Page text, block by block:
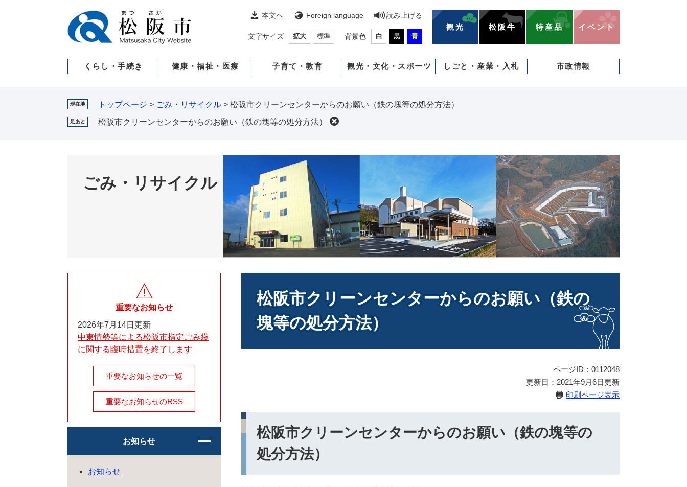
本文へ Foreign language 読み上げる
文字サイズ 拡大 標準 背景色 白 黒 青
観光 松阪牛 特産品 イベント
くらし・手続き 健康・福祉・医療 子育て・教育 観光・文化・スポーツ しごと・産業・入札 市政情報
現在地 トップページ > ごみ・リサイクル > 松阪市クリーンセンターからのお願い（鉄の塊等の処分方法）
足あと 松阪市クリーンセンターからのお願い（鉄の塊等の処分方法）
ごみ・リサイクル
松阪市クリーンセンターからのお願い（鉄の
塊等の処分方法）
ページID：0112048
更新日：2021年9月6日更新
印刷ページ表示
松阪市クリーンセンターからのお願い（鉄の塊等の
処分方法）
重要なお知らせ
2026年7月14日更新
中東情勢等による松阪市指定ごみ袋
に関する臨時措置を終了します
重要なお知らせの一覧
重要なお知らせのRSS
お知らせ
お知らせ